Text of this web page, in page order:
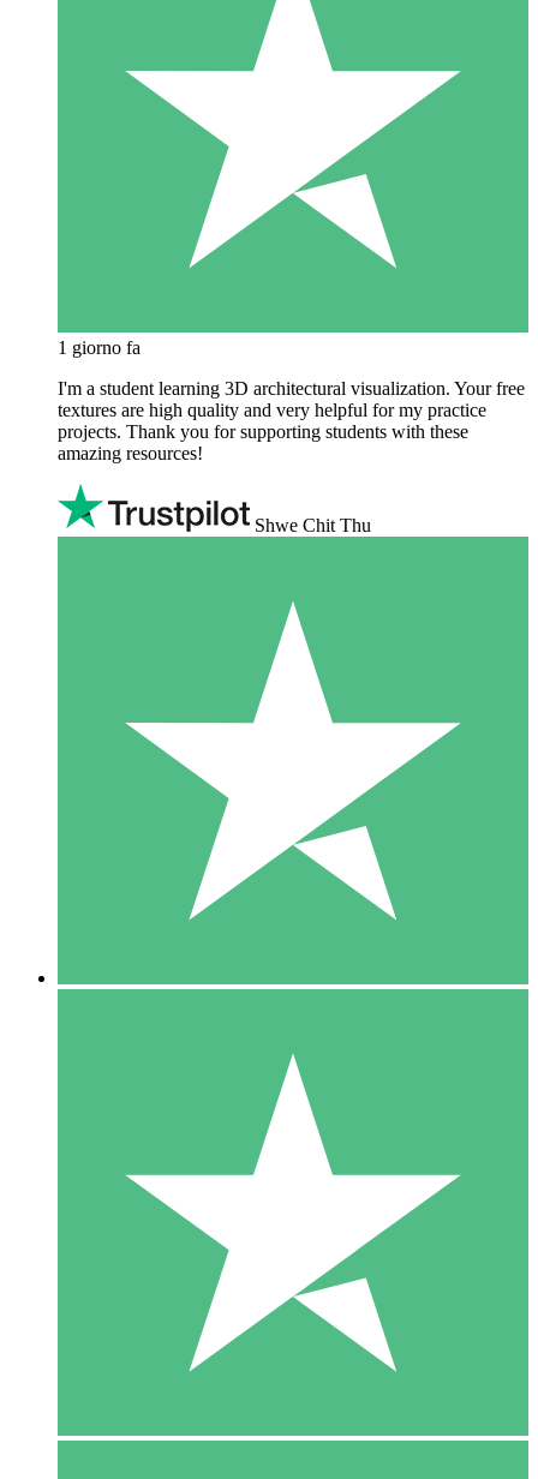
1 giorno fa
I'm a student learning 3D architectural visualization. Your free
textures are high quality and very helpful for my practice
projects. Thank you for supporting students with these
amazing resources!
Shwe Chit Thu